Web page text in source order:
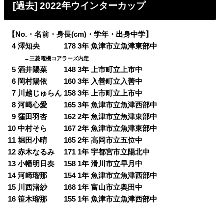
[過去] 2022年ウインターカップ
【No.・名前・身長(cm)・学年・出身中学】
04 澤知央 178 3年 魚津市立魚津東部中
→三菱電機コアラーズ内定
05 酒井陽菜 148 3年 上市町立上市中
06 岡村陽依 160 3年 入善町立入善中
07 川越じゅらん 158 3年 上市町立上市中
08 河﨑心愛 165 3年 魚津市立魚津西部中
09 窪田羽杏 162 2年 魚津市立魚津東部中
10 中村そら 167 2年 魚津市立魚津東部中
11 堀田小晴 165 2年 高岡市立五位中
12 赤木なるみ 171 1年 宇都宮市立陽北中
13 小幡明日奏 158 1年 滑川市立早月中
14 河﨑瑠那 154 1年 魚津市立魚津西部中
15 川西渚紗 168 1年 富山市立奥田中
16 笹木瑠那 155 1年 魚津市立魚津西部中